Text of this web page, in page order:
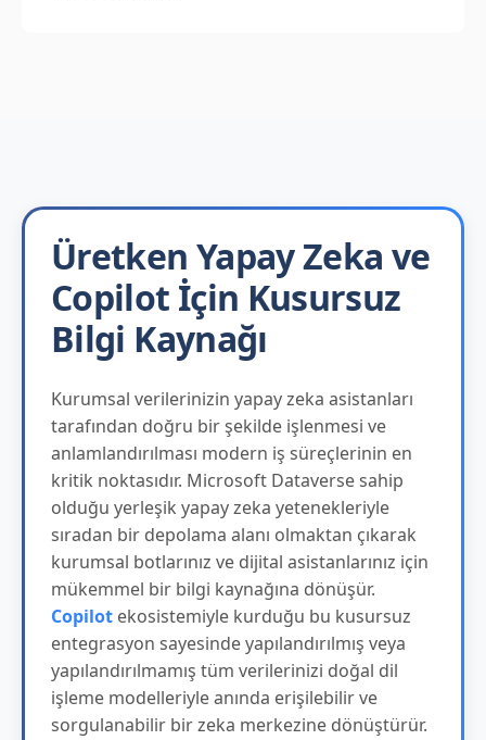
Üretken Yapay Zeka ve
Copilot İçin Kusursuz
Bilgi Kaynağı
Kurumsal verilerinizin yapay zeka asistanları
tarafından doğru bir şekilde işlenmesi ve
anlamlandırılması modern iş süreçlerinin en
kritik noktasıdır. Microsoft Dataverse sahip
olduğu yerleşik yapay zeka yetenekleriyle
sıradan bir depolama alanı olmaktan çıkarak
kurumsal botlarınız ve dijital asistanlarınız için
mükemmel bir bilgi kaynağına dönüşür.
Copilot ekosistemiyle kurduğu bu kusursuz
entegrasyon sayesinde yapılandırılmış veya
yapılandırılmamış tüm verilerinizi doğal dil
işleme modelleriyle anında erişilebilir ve
sorgulanabilir bir zeka merkezine dönüştürür.